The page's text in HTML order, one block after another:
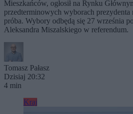
Mieszkańców, ogłosił na Rynku
przedterminowych wyborach prezydenta
próba. Wybory odbędą się 27 września
Aleksandra Miszalskiego w referendum.
Tomasz Pałasz
Dzisiaj 20:32
4 min
Kraj